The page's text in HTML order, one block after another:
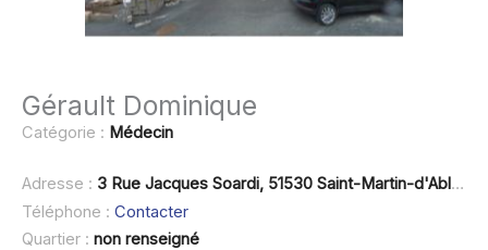
Gérault Dominique
Catégorie : Médecin
Adresse : 3 Rue Jacques Soardi, 51530 Saint-Martin-d'Ablois
Téléphone : Contacter
Quartier : non renseigné